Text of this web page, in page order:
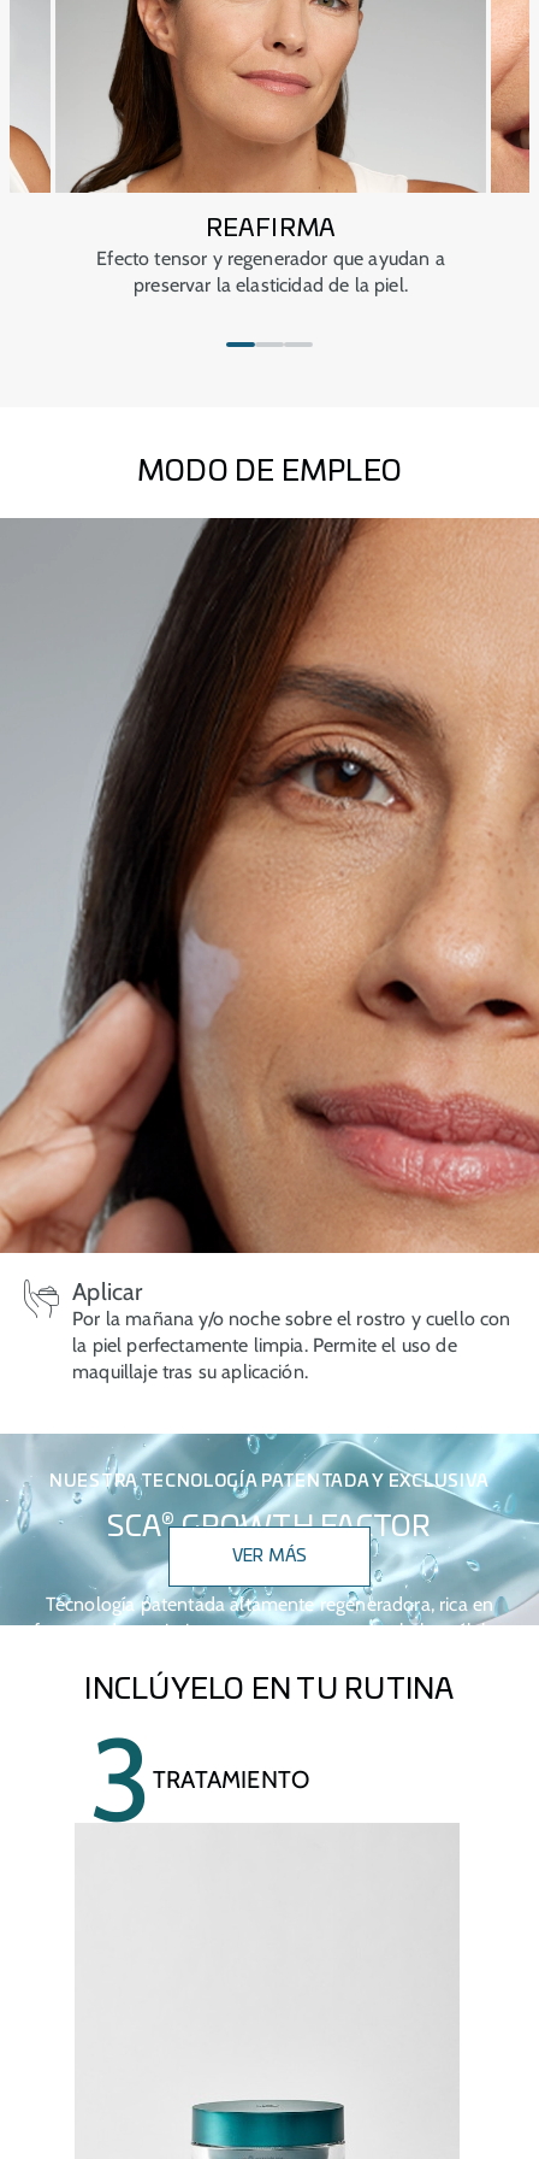
REAFIRMA
Efecto tensor y regenerador que ayudan a
preservar la elasticidad de la piel.
MODO DE EMPLEO
Aplicar
Por la mañana y/o noche sobre el rostro y cuello con
la piel perfectamente limpia. Permite el uso de
maquillaje tras su aplicación.
NUESTRA TECNOLOGÍA PATENTADA Y EXCLUSIVA
SCA®GROWTH FACTOR
TECHNOLOGY
Tecnología patentada altamente regeneradora, rica en
factores de crecimiento, que repara y estimula las células
VER MÁS
INCLÚYELO EN TU RUTINA
3 TRATAMIENTO